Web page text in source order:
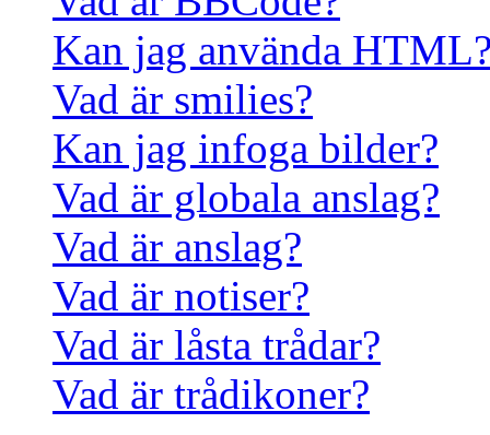
Kan jag använda
Vad är smilies?
Kan jag infoga bilder?
Vad är globala anslag?
Vad är anslag?
Vad är notiser?
Vad är låsta trådar?
Vad är trådikoner?